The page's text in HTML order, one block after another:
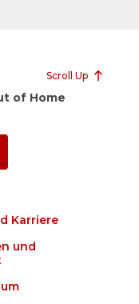
Scroll Up
of Home
Karriere
und